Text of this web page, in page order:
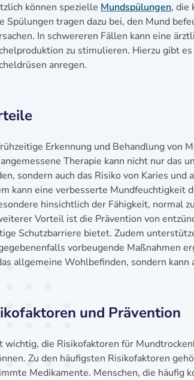
können spezielle Mundspülungen, die
Spülungen tragen dazu bei, den Mund
In schwereren Fällen kann eine
zu stimulieren. Hierzu gibt
anregen.
Erkennung und Behandlung von
Therapie kann nicht nur das
sondern auch das Risiko von Karies
kann eine verbesserte Mundfeuchtigkeit
hinsichtlich der Fähigkeit, normal
Vorteil ist die Prävention von
Schutzbarriere bietet. Zudem
vorbeugende Maßnahmen
allgemeine Wohlbefinden, sondern
und Prävention
wichtig, die Risikofaktoren für
Zu den häufigsten Risikofaktoren
Medikamente. Menschen, die häufig